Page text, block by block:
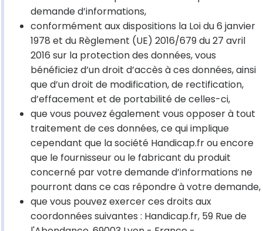
demande d’informations,
conformément aux dispositions la Loi du 6 janvier
1978 et du Règlement (UE) 2016/679 du 27 avril
2016 sur la protection des données, vous
bénéficiez d’un droit d’accès à ces données, ainsi
que d’un droit de modification, de rectification,
d’effacement et de portabilité de celles-ci,
que vous pouvez également vous opposer à tout
traitement de ces données, ce qui implique
cependant que la société Handicap.fr ou encore
que le fournisseur ou le fabricant du produit
concerné par votre demande d’informations ne
pourront dans ce cas répondre à votre demande,
que vous pouvez exercer ces droits aux
coordonnées suivantes : Handicap.fr, 59 Rue de